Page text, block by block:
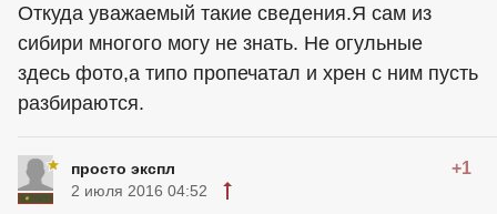
Откуда уважаемый такие сведения.Я сам из
сибири многого могу не знать. Не огульные
здесь фото,а типо пропечатал и хрен с ним пусть
разбираются.
просто экспл +1
2 июля 2016 04:52